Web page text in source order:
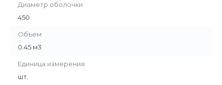
Диаметр оболочки
450
Объем
0.45 м3
Единица измерения
шт.